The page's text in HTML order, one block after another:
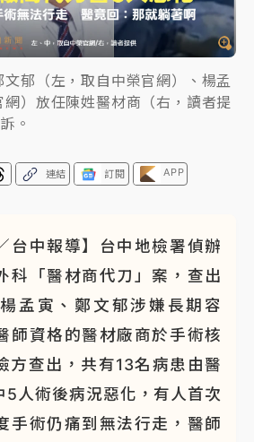
渡假村！東檢抗告成功 今重開羈
郁（左，取自中榮官網）、楊孟
）放任陳姓醫材商（右，讀者提
。
連結 訂閱 APP
台中報導】台中地檢署偵辦
科「醫材商代刀」案，查出
孟寅、鄭文郁涉嫌長期容
師資格的醫材廠商於手術核
方查出，共有13名病患由醫
5人術後病況惡化，有人首次
手術仍痛到無法行走，醫師